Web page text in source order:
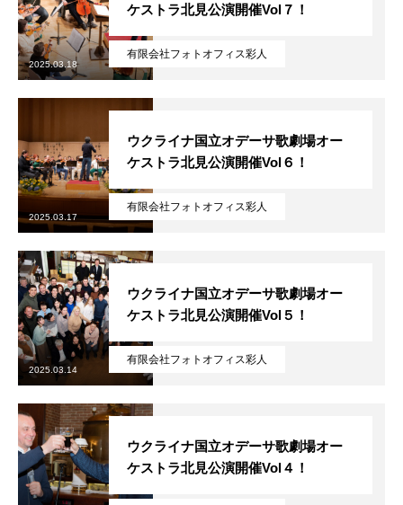
有限会社フォトオフィス彩人
ケストラ北見公演開催Vol７！
2025.03.18
有限会社フォトオフィス彩人
ウクライナ国立オデーサ歌劇場オー
ケストラ北見公演開催Vol６！
2025.03.17
有限会社フォトオフィス彩人
ウクライナ国立オデーサ歌劇場オー
ケストラ北見公演開催Vol５！
2025.03.14
ウクライナ国立オデーサ歌劇場オー
ケストラ北見公演開催Vol４！